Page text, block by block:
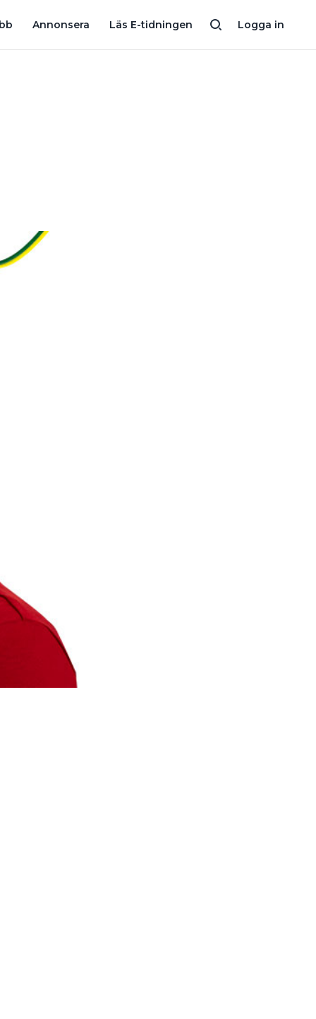
Logga in
Annonsera Läs E-tidningen
MARK? MÅSTE DET SITTA ETT VÄGGUTTAG DIREKT